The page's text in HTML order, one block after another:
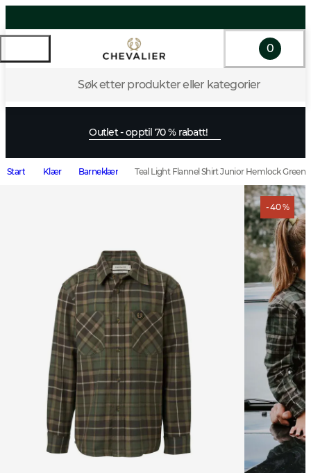
Søk etter produkter eller kategorier
0
Outlet - opptil 70 % rabatt!
Start Klær Barneklær Teal Light Flannel Shirt Junior Hemlock Green
- 40 %